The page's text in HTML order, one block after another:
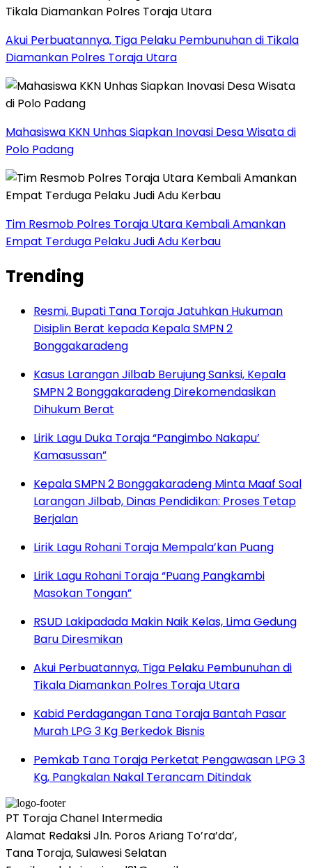
Akui Perbuatannya, Tiga Pelaku Pembunuhan di Tikala
Diamankan Polres Toraja Utara
Mahasiswa KKN Unhas Siapkan Inovasi Desa Wisata di
Polo Padang
Tim Resmob Polres Toraja Utara Kembali Amankan
Empat Terduga Pelaku Judi Adu Kerbau
Trending
Resmi, Bupati Tana Toraja Jatuhkan Hukuman
Disiplin Berat kepada Kepala SMPN 2
Bonggakaradeng
Kasus Larangan Jilbab Berujung Sanksi, Kepala
SMPN 2 Bonggakaradeng Direkomendasikan
Dihukum Berat
Lirik Lagu Duka Toraja “Pangimbo Nakapu’
Kamasussan”
Kepala SMPN 2 Bonggakaradeng Minta Maaf Soal
Larangan Jilbab, Dinas Pendidikan: Proses Tetap
Berjalan
Lirik Lagu Rohani Toraja Mempala’kan Puang
Lirik Lagu Rohani Toraja “Puang Pangkambi
Masokan Tongan”
RSUD Lakipadada Makin Naik Kelas, Lima Gedung
Baru Diresmikan
Akui Perbuatannya, Tiga Pelaku Pembunuhan di
Tikala Diamankan Polres Toraja Utara
Kabid Perdagangan Tana Toraja Bantah Pasar
Murah LPG 3 Kg Berkedok Bisnis
Pemkab Tana Toraja Perketat Pengawasan LPG 3
Kg, Pangkalan Nakal Terancam Ditindak
PT Toraja Chanel Intermedia
Alamat Redaksi Jln. Poros Ariang To’ra’da’,
Tana Toraja, Sulawesi Selatan